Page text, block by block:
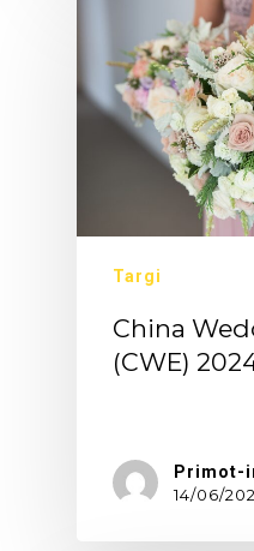
Targi
China
(CWE)
Primot-
14/06/